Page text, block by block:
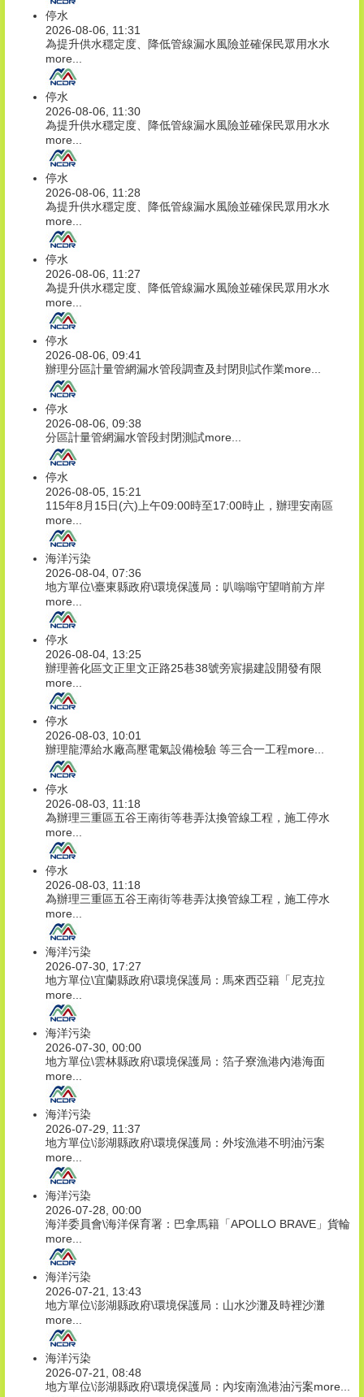
停水
2026-08-06, 11:31
為提升供水穩定度、降低管線漏水風險並確保民眾用水水
more...
停水
2026-08-06, 11:30
為提升供水穩定度、降低管線漏水風險並確保民眾用水水
more...
停水
2026-08-06, 11:28
為提升供水穩定度、降低管線漏水風險並確保民眾用水水
more...
停水
2026-08-06, 11:27
為提升供水穩定度、降低管線漏水風險並確保民眾用水水
more...
停水
2026-08-06, 09:41
辦理分區計量管網漏水管段調查及封閉則試作業more...
停水
2026-08-06, 09:38
分區計量管網漏水管段封閉測試more...
停水
2026-08-05, 15:21
115年8月15日(六)上午09:00時至17:00時止，辦理安南區
more...
海洋污染
2026-08-04, 07:36
地方單位\臺東縣政府\環境保護局：叭嗡嗡守望哨前方岸
more...
停水
2026-08-04, 13:25
辦理善化區文正里文正路25巷38號旁宸揚建設開發有限
more...
停水
2026-08-03, 10:01
辦理龍潭給水廠高壓電氣設備檢驗 等三合一工程more...
停水
2026-08-03, 11:18
為辦理三重區五谷王南街等巷弄汰換管線工程，施工停水
more...
停水
2026-08-03, 11:18
為辦理三重區五谷王南街等巷弄汰換管線工程，施工停水
more...
海洋污染
2026-07-30, 17:27
地方單位\宜蘭縣政府\環境保護局：馬來西亞籍「尼克拉
more...
海洋污染
2026-07-30, 00:00
地方單位\雲林縣政府\環境保護局：箔子寮漁港內港海面
more...
海洋污染
2026-07-29, 11:37
地方單位\澎湖縣政府\環境保護局：外垵漁港不明油污案
more...
海洋污染
2026-07-28, 00:00
海洋委員會\海洋保育署：巴拿馬籍「APOLLO BRAVE」貨輪
more...
海洋污染
2026-07-21, 13:43
地方單位\澎湖縣政府\環境保護局：山水沙灘及時裡沙灘
more...
海洋污染
2026-07-21, 08:48
地方單位\澎湖縣政府\環境保護局：內垵南漁港油污案more...